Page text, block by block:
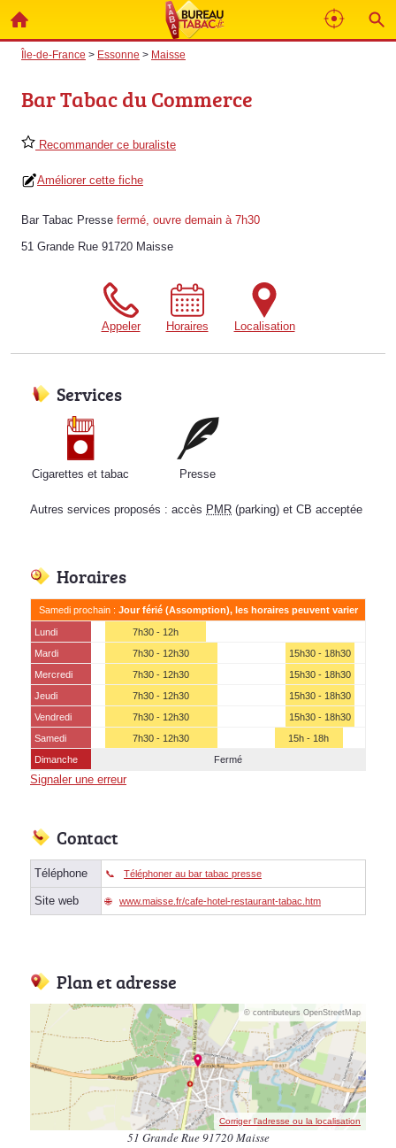
Île-de-France > Essonne > Maisse
Bar Tabac du Commerce
Recommander ce buraliste
Améliorer cette fiche
Bar Tabac Presse fermé, ouvre demain à 7h30
51 Grande Rue 91720 Maisse
Appeler Horaires Localisation
Services
Cigarettes et tabac Presse
Autres services proposés : accès PMR (parking) et CB acceptée
Horaires
Samedi prochain : Jour férié (Assomption), les horaires peuvent varier
Lundi
7h30 - 12h
Mardi
7h30 - 12h30
15h30 - 18h30
Mercredi
7h30 - 12h30
15h30 - 18h30
Jeudi
7h30 - 12h30
15h30 - 18h30
Vendredi
7h30 - 12h30
15h30 - 18h30
Samedi
7h30 - 12h30
15h - 18h
Dimanche
Fermé
Signaler une erreur
Contact
Téléphone Téléphoner au bar tabac presse
Site web www.maisse.fr/cafe-hotel-restaurant-tabac.htm
Plan et adresse
© contributeurs OpenStreetMap
Corriger l’adresse ou la localisation
51 Grande Rue 91720 Maisse